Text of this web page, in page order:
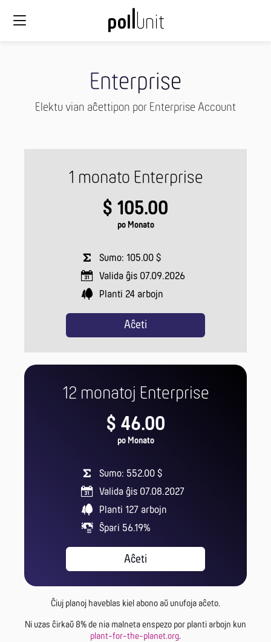
Enterprise
Elektu vian aĉettipon por Enterprise Account
1 monato Enterprise
$ 105.00
po Monato
Sumo: 105.00 $
Valida ĝis 07.09.2026
Planti 24 arbojn
Aĉeti
12 monatoj Enterprise
$ 46.00
po Monato
Sumo: 552.00 $
Valida ĝis 07.08.2027
Planti 127 arbojn
Ŝpari 56.19%
Aĉeti
Ĉiuj planoj haveblas kiel abono aŭ unufoja aĉeto.
Ni uzas ĉirkaŭ 8% de nia malneta enspezo por planti arbojn kun
plant-for-the-planet.org.